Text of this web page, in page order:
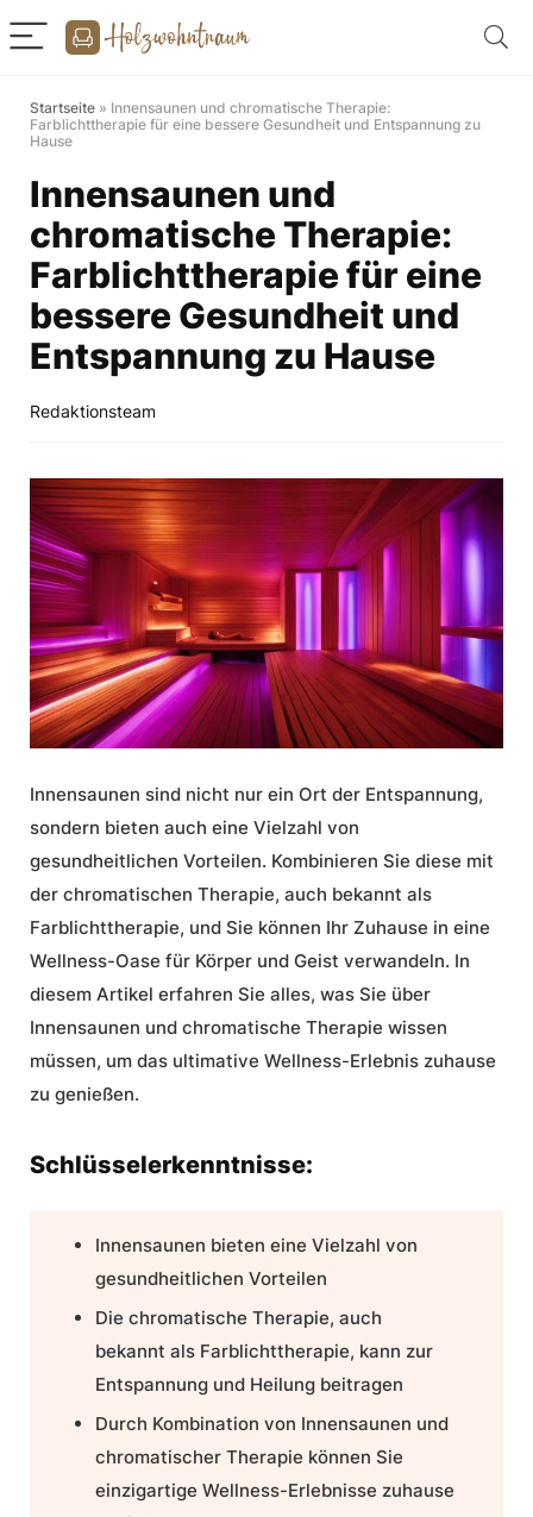
Startseite » Innensaunen und chromatische Therapie:
Farblichttherapie für eine bessere Gesundheit und Entspannung zu
Hause
Innensaunen und
chromatische Therapie:
Farblichttherapie für eine
bessere Gesundheit und
Entspannung zu Hause
Redaktionsteam
Innensaunen sind nicht nur ein Ort der Entspannung,
sondern bieten auch eine Vielzahl von
gesundheitlichen Vorteilen. Kombinieren Sie diese mit
der chromatischen Therapie, auch bekannt als
Farblichttherapie, und Sie können Ihr Zuhause in eine
Wellness-Oase für Körper und Geist verwandeln. In
diesem Artikel erfahren Sie alles, was Sie über
Innensaunen und chromatische Therapie wissen
müssen, um das ultimative Wellness-Erlebnis zuhause
zu genießen.
Schlüsselerkenntnisse:
Innensaunen bieten eine Vielzahl von
gesundheitlichen Vorteilen
Die chromatische Therapie, auch
bekannt als Farblichttherapie, kann zur
Entspannung und Heilung beitragen
Durch Kombination von Innensaunen und
chromatischer Therapie können Sie
einzigartige Wellness-Erlebnisse zuhause